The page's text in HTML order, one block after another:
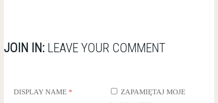
JOIN IN: LEAVE YOUR COMMENT
DISPLAY NAME *
ZAPAMIĘTAJ MOJE